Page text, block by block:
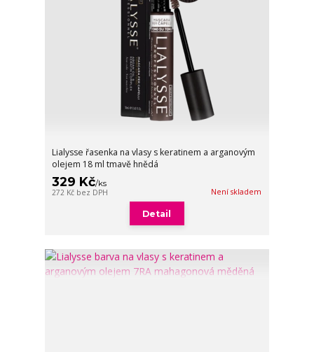
Lialysse řasenka na vlasy s keratinem a arganovým
olejem 18 ml tmavě hnědá
329 Kč/ks
272 Kč bez DPH Není skladem
Detail